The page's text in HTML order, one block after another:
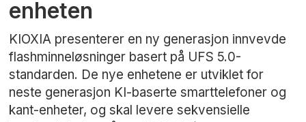
enheten
KIOXIA presenterer en ny generasjon innvevde
flashminneløsninger basert på UFS 5.0-
standarden. De nye enhetene er utviklet for
neste generasjon KI-baserte smarttelefoner og
kant-enheter, og skal levere sekvensielle